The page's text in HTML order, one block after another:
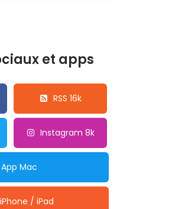
et apps
RSS 16k
Instagram 8k
App Mac
/ iPad